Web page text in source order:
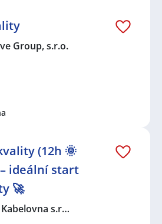
Group, s.r.o.
(12h 🌞
ideální start
🚀
Kabelovna s.r…